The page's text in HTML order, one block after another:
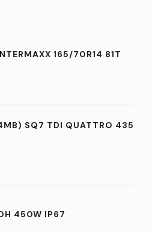
165/70R14 81T
SQ7 TDI QUATTRO 435
450W IP67